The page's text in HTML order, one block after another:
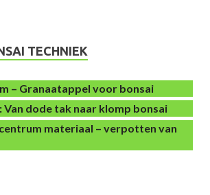
TECHNIEK
– Granaatappel voor bonsai
Van dode tak naar klomp bonsai
materiaal – verpotten van